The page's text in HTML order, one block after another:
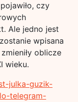
czy
Ale jedno jest
wpisana
oblicze
wieku.
julka-guzik-
telegram-